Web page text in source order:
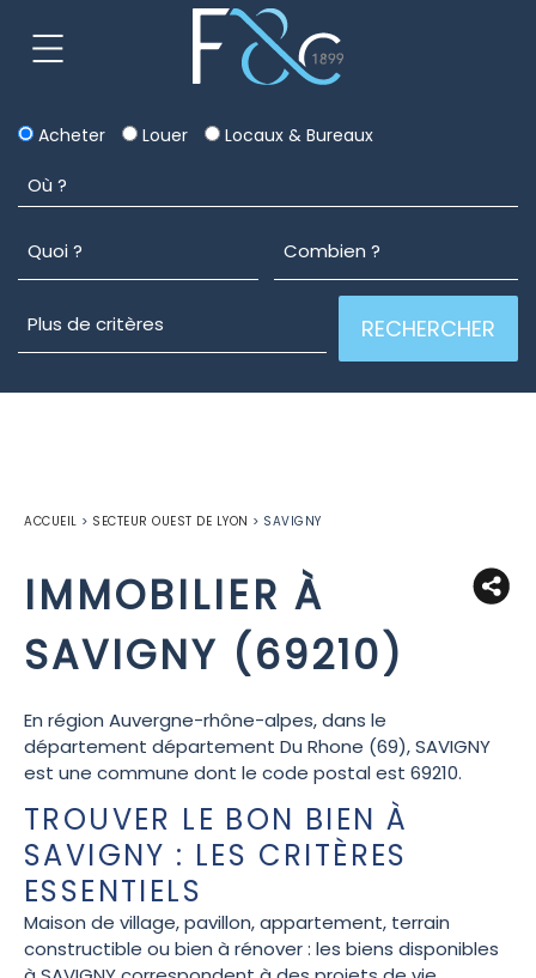
Acheter Louer Locaux & Bureaux
ACCUEIL > SECTEUR OUEST DE LYON > SAVIGNY
IMMOBILIER À
SAVIGNY (69210)
En région Auvergne-rhône-alpes, dans le
département département Du Rhone (69), SAVIGNY
est une commune dont le code postal est 69210.
TROUVER LE BON BIEN À
SAVIGNY : LES CRITÈRES
ESSENTIELS
Maison de village, pavillon, appartement, terrain
constructible ou bien à rénover : les biens disponibles